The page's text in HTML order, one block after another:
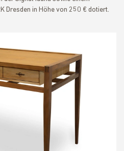
Dresden in Höhe von 250 € dotiert.